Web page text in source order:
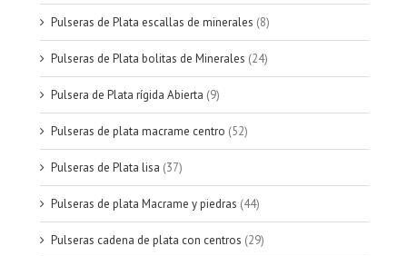
Pulseras de Plata escallas de minerales (8)
Pulseras de Plata bolitas de Minerales (24)
Pulsera de Plata rígida Abierta (9)
Pulseras de plata macrame centro (52)
Pulseras de Plata lisa (37)
Pulseras de plata Macrame y piedras (44)
Pulseras cadena de plata con centros (29)